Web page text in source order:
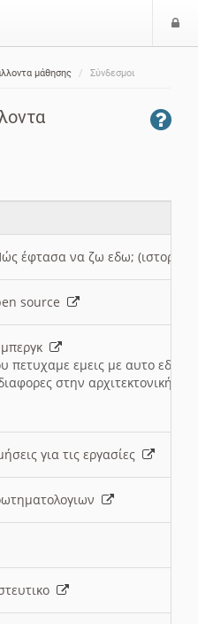
μάθησης Σύνδεσμοι
έφτασα να ζω εδω; (ιστορια)
source
πετυχαμε εμεις με αυτο εδω
στην αρχιτεκτονική
για τις εργασίες